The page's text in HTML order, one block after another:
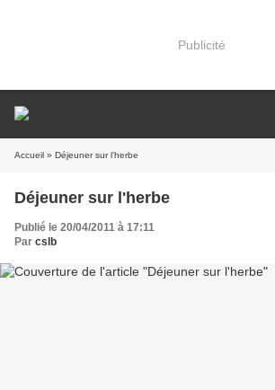
Publicité
Accueil » Déjeuner sur l'herbe
Déjeuner sur l'herbe
Publié le 20/04/2011 à 17:11
Par cslb